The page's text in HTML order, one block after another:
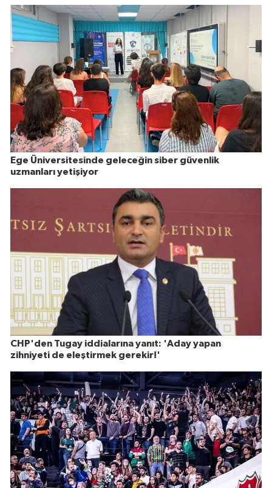
Ege Üniversitesinde geleceğin siber güvenlik
uzmanları yetişiyor
CHP'den Tugay iddialarına yanıt: 'Aday yapan
zihniyeti de eleştirmek gerekir!'